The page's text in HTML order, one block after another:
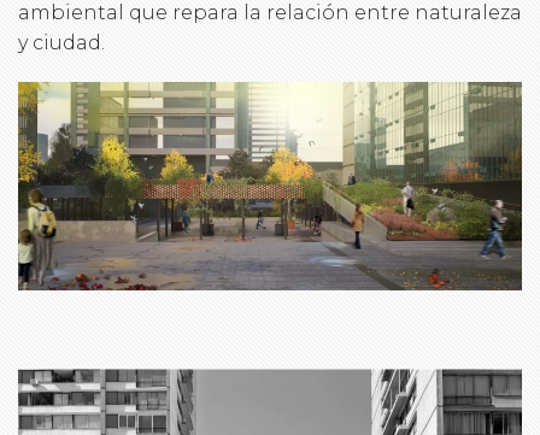
ambiental que repara la relación entre naturaleza
y ciudad.